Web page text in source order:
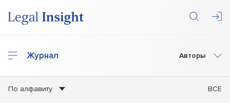
Журнал Авторы
По алфавиту ВСЕ